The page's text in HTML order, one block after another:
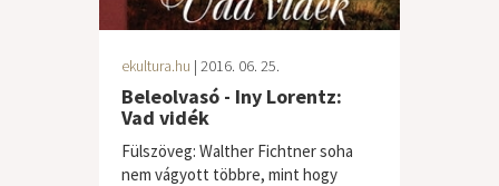
ekultura.hu | 2016. 06. 25.
Beleolvasó - Iny Lorentz:
Vad vidék
Fülszöveg: Walther Fichtner soha
nem vágyott többre, mint hogy